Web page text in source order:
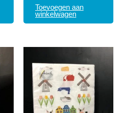
Toevoegen aan
winkelwagen